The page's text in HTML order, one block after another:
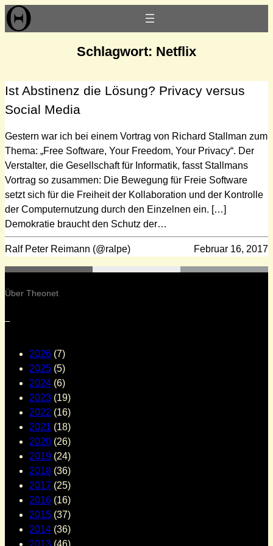
Zum
Inhalt
Schlagwort: Netflix
Ist Abstinenz die Lösung? Privacy versus
Social Media
Gestern war ich bei einem Vortrag von Richard Stallman zum
Thema: „Free Software, Your Freedom, Your Privacy“. Der
Verstalter, die Gesellschaft für Informatik, fasst Stallmans
Vortrag so zusammen: Die Bewegung für Freie Software
setzt sich für die Freiheit der Kollaboration und der Kontrolle
der Computernutzung durch den Einzelnen ein. […]
Demokratie braucht den Schutz der…
Ralf Peter Reimann (@ralpe) Februar 16, 2017
Über Theonet
–
2026 (7)
2025 (5)
2024 (6)
2023 (19)
2022 (16)
2021 (18)
2020 (26)
2019 (24)
2018 (36)
2017 (25)
2016 (16)
2015 (37)
2014 (36)